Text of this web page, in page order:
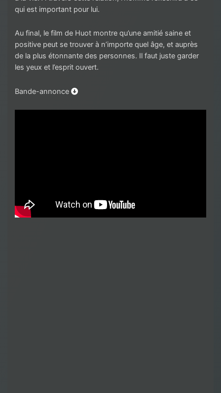
qui est important pour lui.
Au final, le film de Huot montre qu’une amitié saine et
positive peut se trouver à n’importe quel âge, et auprès
de la plus étonnante des personnes. Il faut juste garder
les yeux et l’esprit ouvert.
Bande-annonce